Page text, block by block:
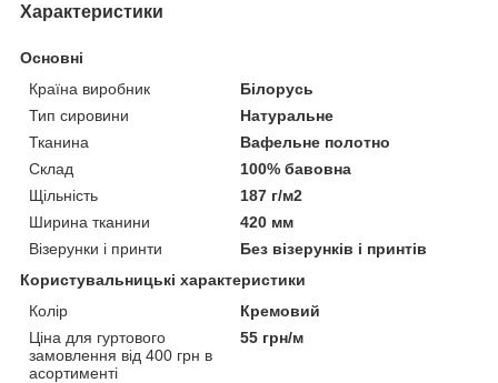
Характеристики
Основні
Країна виробник
Білорусь
Тип сировини
Натуральне
Тканина
Вафельне полотно
Склад
100% бавовна
Щільність
187 г/м2
Ширина тканини
420 мм
Візерунки і принти
Без візерунків і принтів
Користувальницькі характеристики
Колір
Кремовий
Ціна для гуртового
замовлення від 400 грн в
асортименті
55 грн/м